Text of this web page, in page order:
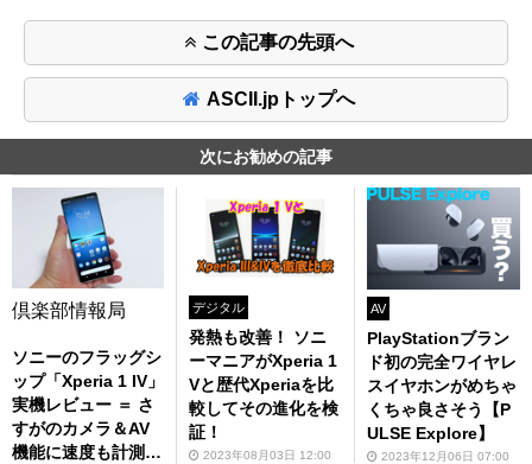
この記事の先頭へ
ASCII.jpトップへ
次にお勧めの記事
倶楽部情報局
ソニーのフラッグシ
ップ「Xperia 1 IV」
実機レビュー ＝ さ
すがのカメラ＆AV
機能に速度も計測し
デジタル
発熱も改善！ ソニ
ーマニアがXperia 1
Vと歴代Xperiaを比
較してその進化を検
証！
2023年08月03日 12:00
AV
PlayStationブラン
ド初の完全ワイヤレ
スイヤホンがめちゃ
くちゃ良さそう【P
ULSE Explore】
2023年12月06日 07:00